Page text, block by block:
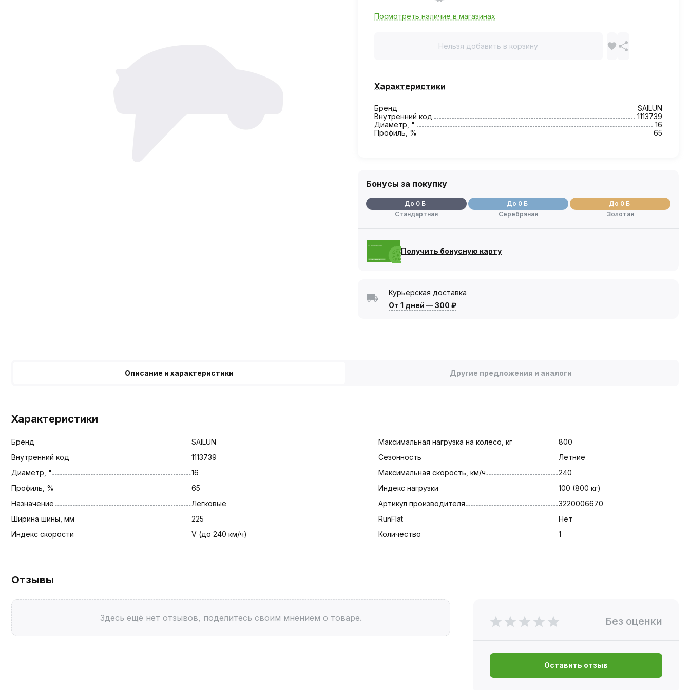
Посмотреть наличие в магазинах
Нельзя добавить в корзину
Характеристики
Бренд
SAILUN
Внутренний код
1113739
Диаметр, "
16
Профиль, %
65
Бонусы за покупку
До 0 Б
Стандартная
До 0 Б
Серебряная
До 0 Б
Золотая
Получить бонусную карту
Курьерская доставка
От 1 дней —300 ₽
Описание и характеристики Другие предложения и аналоги
Характеристики
Бренд
SAILUN
Внутренний код
1113739
Диаметр, "
16
Профиль, %
65
Назначение
Легковые
Ширина шины, мм
225
Индекс скорости
V (до 240 км/ч)
Максимальная нагрузка на колесо, кг
800
Сезонность
Летние
Максимальная скорость, км/ч
240
Индекс нагрузки
100 (800 кг)
Артикул производителя
3220006670
RunFlat
Нет
Количество
1
Отзывы
Здесь ещё нет отзывов, поделитесь своим мнением о товаре. Без оценки
Оставить отзыв